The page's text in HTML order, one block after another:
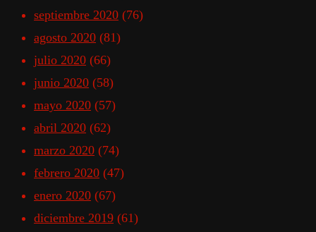
septiembre 2020 (76)
agosto 2020 (81)
julio 2020 (66)
junio 2020 (58)
mayo 2020 (57)
abril 2020 (62)
marzo 2020 (74)
febrero 2020 (47)
enero 2020 (67)
diciembre 2019 (61)